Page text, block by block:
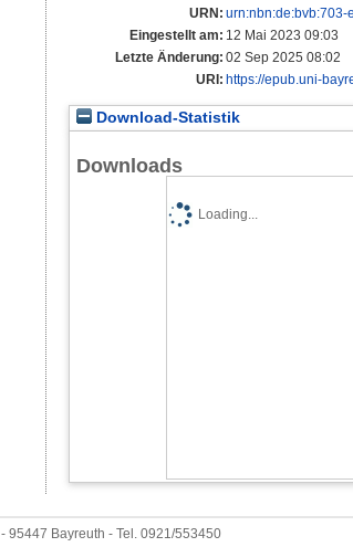
URN: urn:nbn:de:bvb:703-
Eingestellt am: 12 Mai 2023 09:03
Letzte Änderung: 02 Sep 2025 08:02
URI: https://epub.uni-
Download-Statistik
Downloads
Loading...
- 95447 Bayreuth - Tel. 0921/553450